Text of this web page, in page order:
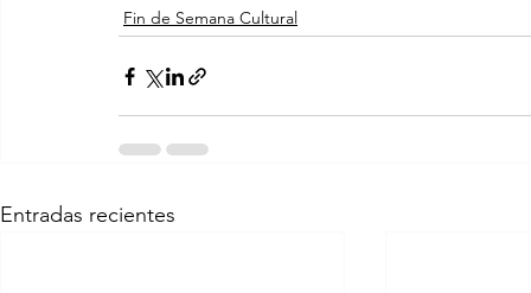
Fin de Semana Cultural
Entradas recientes